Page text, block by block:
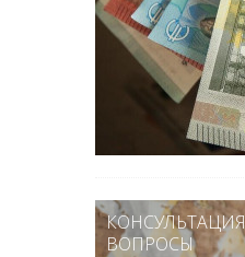
КОНСУЛЬТАЦИЯ
ВОПРОСЫ